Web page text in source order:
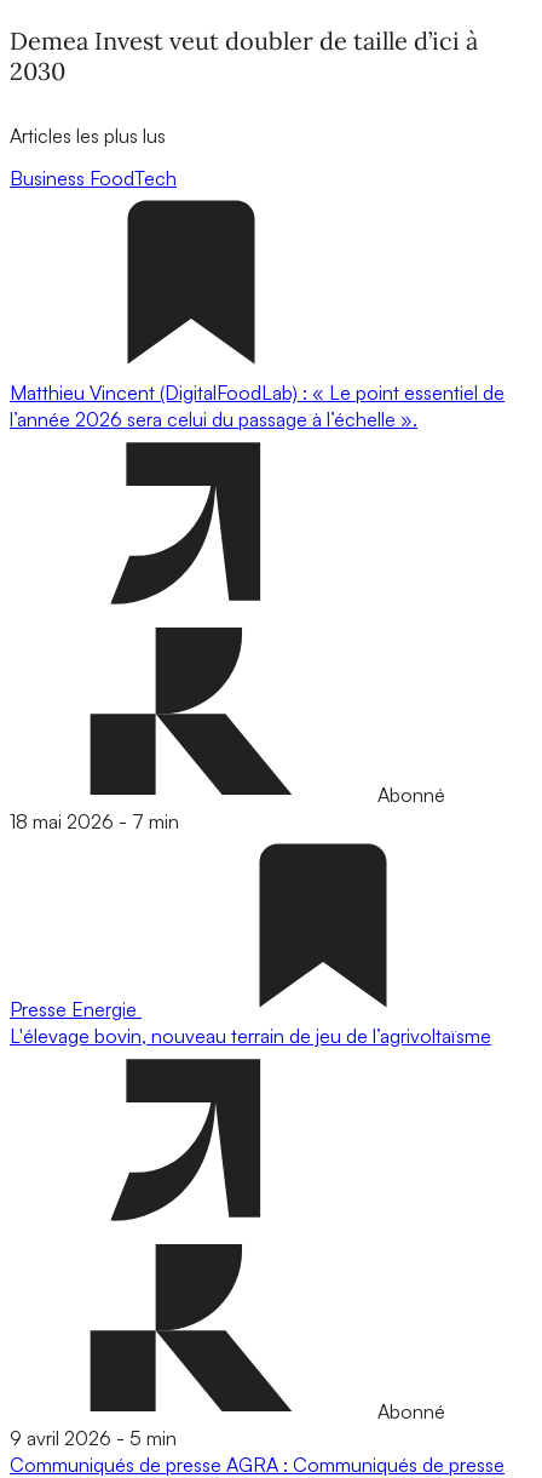
Demea Invest veut doubler de taille d’ici à
2030
Articles les plus lus
Business FoodTech
Matthieu Vincent (DigitalFoodLab) : « Le point essentiel de
l’année 2026 sera celui du passage à l’échelle ».
Abonné
18 mai 2026 - 7 min
Presse Energie
L'élevage bovin, nouveau terrain de jeu de l’agrivoltaïsme
Abonné
9 avril 2026 - 5 min
Communiqués de presse AGRA : Communiqués de presse